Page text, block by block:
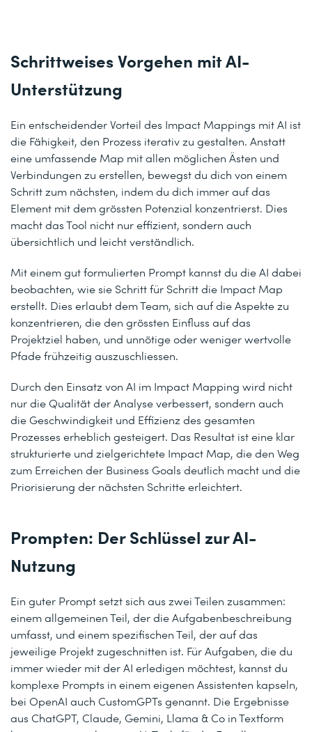
Schrittweises Vorgehen mit AI-
Unterstützung
Ein entscheidender Vorteil des Impact Mappings mit AI ist
die Fähigkeit, den Prozess iterativ zu gestalten. Anstatt
eine umfassende Map mit allen möglichen Ästen und
Verbindungen zu erstellen, bewegst du dich von einem
Schritt zum nächsten, indem du dich immer auf das
Element mit dem grössten Potenzial konzentrierst. Dies
macht das Tool nicht nur effizient, sondern auch
übersichtlich und leicht verständlich.
Mit einem gut formulierten Prompt kannst du die AI dabei
beobachten, wie sie Schritt für Schritt die Impact Map
erstellt. Dies erlaubt dem Team, sich auf die Aspekte zu
konzentrieren, die den grössten Einfluss auf das
Projektziel haben, und unnötige oder weniger wertvolle
Pfade frühzeitig auszuschliessen.
Durch den Einsatz von AI im Impact Mapping wird nicht
nur die Qualität der Analyse verbessert, sondern auch
die Geschwindigkeit und Effizienz des gesamten
Prozesses erheblich gesteigert. Das Resultat ist eine klar
strukturierte und zielgerichtete Impact Map, die den Weg
zum Erreichen der Business Goals deutlich macht und die
Priorisierung der nächsten Schritte erleichtert.
Prompten: Der Schlüssel zur AI-
Nutzung
Ein guter Prompt setzt sich aus zwei Teilen zusammen:
einem allgemeinen Teil, der die Aufgabenbeschreibung
umfasst, und einem spezifischen Teil, der auf das
jeweilige Projekt zugeschnitten ist. Für Aufgaben, die du
immer wieder mit der AI erledigen möchtest, kannst du
komplexe Prompts in einem eigenen Assistenten kapseln,
bei OpenAI auch CustomGPTs genannt. Die Ergebnisse
aus ChatGPT, Claude, Gemini, Llama & Co in Textform